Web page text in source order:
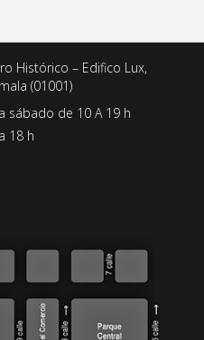
Histórico – Edifico Lux,
(01001)
sábado de 10 A 19 h
18 h